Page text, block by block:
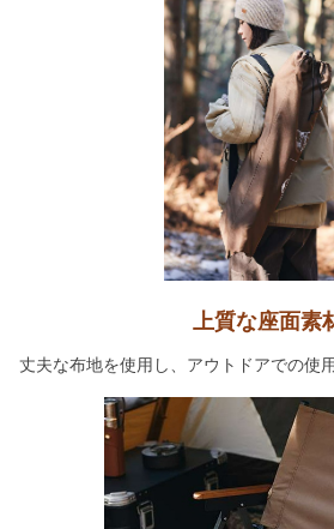
上質な座面素
丈夫な布地を使用し、アウトドアでの使